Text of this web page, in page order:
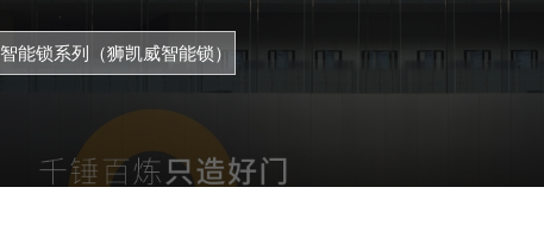
智能锁系列（狮凯威智能锁）